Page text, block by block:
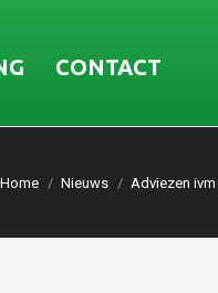
CONTACT
Home Nieuws Adviezen